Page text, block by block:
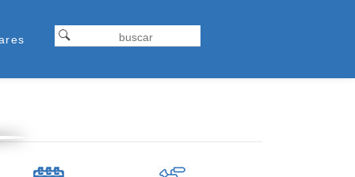
Formulariodebusqueda
Buscar